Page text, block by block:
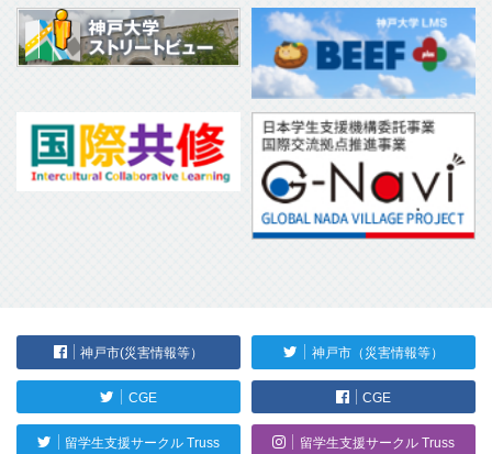
神戸市(災害情報等） 神戸市（災害情報等）
CGE CGE
留学生支援サークル Truss 留学生支援サークル Truss